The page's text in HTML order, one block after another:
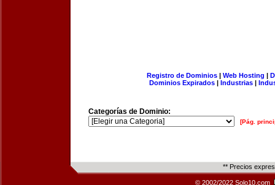
Registro de Dominios| Web Hosting |
Dominios Expirados | Industrias |
Categorías de Dominio:
[Pág.
** Precios
© 2002/2022 Solo10.com